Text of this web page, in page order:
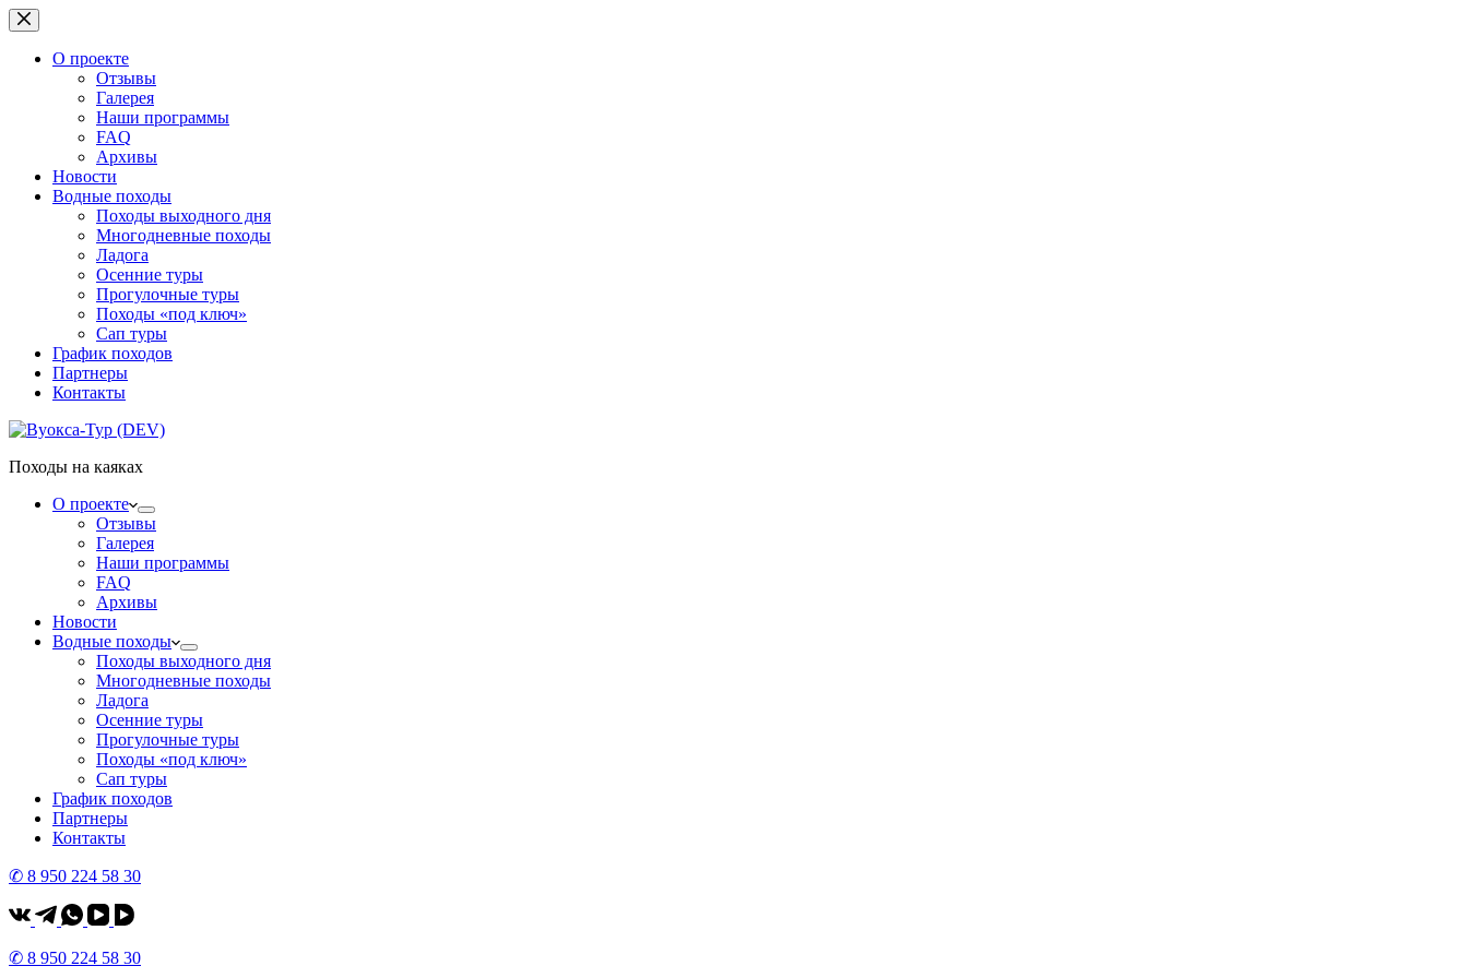
Перейти
к
сути
О проекте
Отзывы
Галерея
Наши программы
FAQ
Архивы
Новости
Водные походы
Походы выходного дня
Многодневные походы
Ладога
Осенние туры
Прогулочные туры
Походы «под ключ»
Сап туры
График походов
Партнеры
Контакты
Походы на каяках
О проекте
Отзывы
Галерея
Наши программы
FAQ
Архивы
Новости
Водные походы
Походы выходного дня
Многодневные походы
Ладога
Осенние туры
Прогулочные туры
Походы «под ключ»
Сап туры
График походов
Партнеры
Контакты
✆ 8 950 224 58 30
✆ 8 950 224 58 30